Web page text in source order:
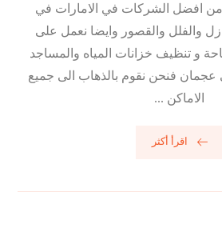
افضل الشركات في الامارات في
والفلل والقصور وايضا نعمل على
و تنظيف خزانات المياه والمساجد
فنحن نقوم بالذهاب الى جميع
الاماكن ...
اقرأ أكثر